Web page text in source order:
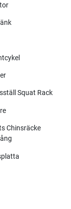
Squat Rack
Chinsräcke